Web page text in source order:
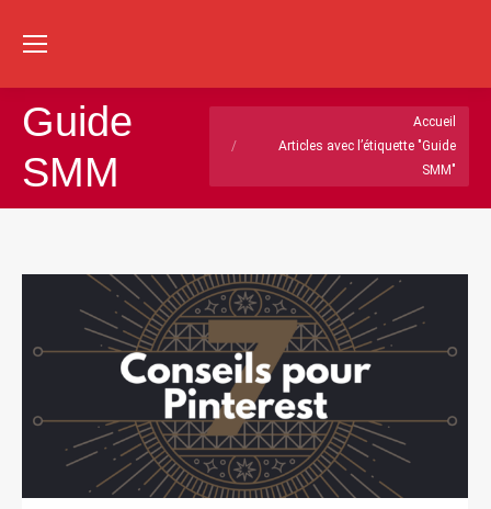
:
Guide
SMM
Accueil
Articles avec l’étiquette "Guide
SMM"